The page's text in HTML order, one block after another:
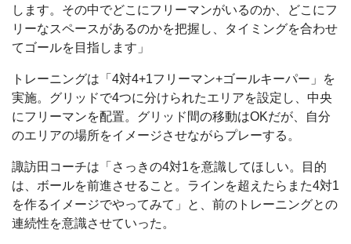
します。その中でどこにフリーマンがいるのか、どこにフ
リーなスペースがあるのかを把握し、タイミングを合わせ
てゴールを目指します」
トレーニングは「4対4+1フリーマン+ゴールキーパー」を
実施。グリッドで4つに分けられたエリアを設定し、中央
にフリーマンを配置。グリッド間の移動はOKだが、自分
のエリアの場所をイメージさせながらプレーする。
諏訪田コーチは「さっきの4対1を意識してほしい。目的
は、ボールを前進させること。ラインを超えたらまた4対1
を作るイメージでやってみて」と、前のトレーニングとの
連続性を意識させていった。